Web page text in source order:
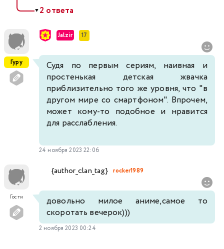
▼2 ответа
Гуру
Jalzir 17
Судя по первым сериям, наивная и
простенькая детская жвачка
приблизительно того же уровня, что "в
другом мире со смартфоном". Впрочем,
может кому-то подобное и нравится
для расслабления.
24 ноября 2023 22:06
Гости
{author_clan_tag} rocker1989
довольно милое аниме,самое то
скоротать вечерок)))
2 ноября 2023 00:24